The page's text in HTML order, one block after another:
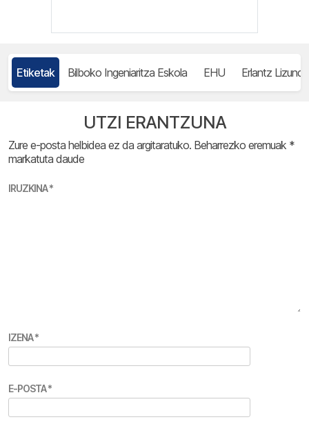
Etiketak Bilboko Ingeniaritza Eskola EHU Erlantz
UTZI ERANTZUNA
Zure e-posta helbidea ez da argitaratuko. Beharrezko eremuak *
markatuta daude
IRUZKINA*
IZENA*
E-POSTA*